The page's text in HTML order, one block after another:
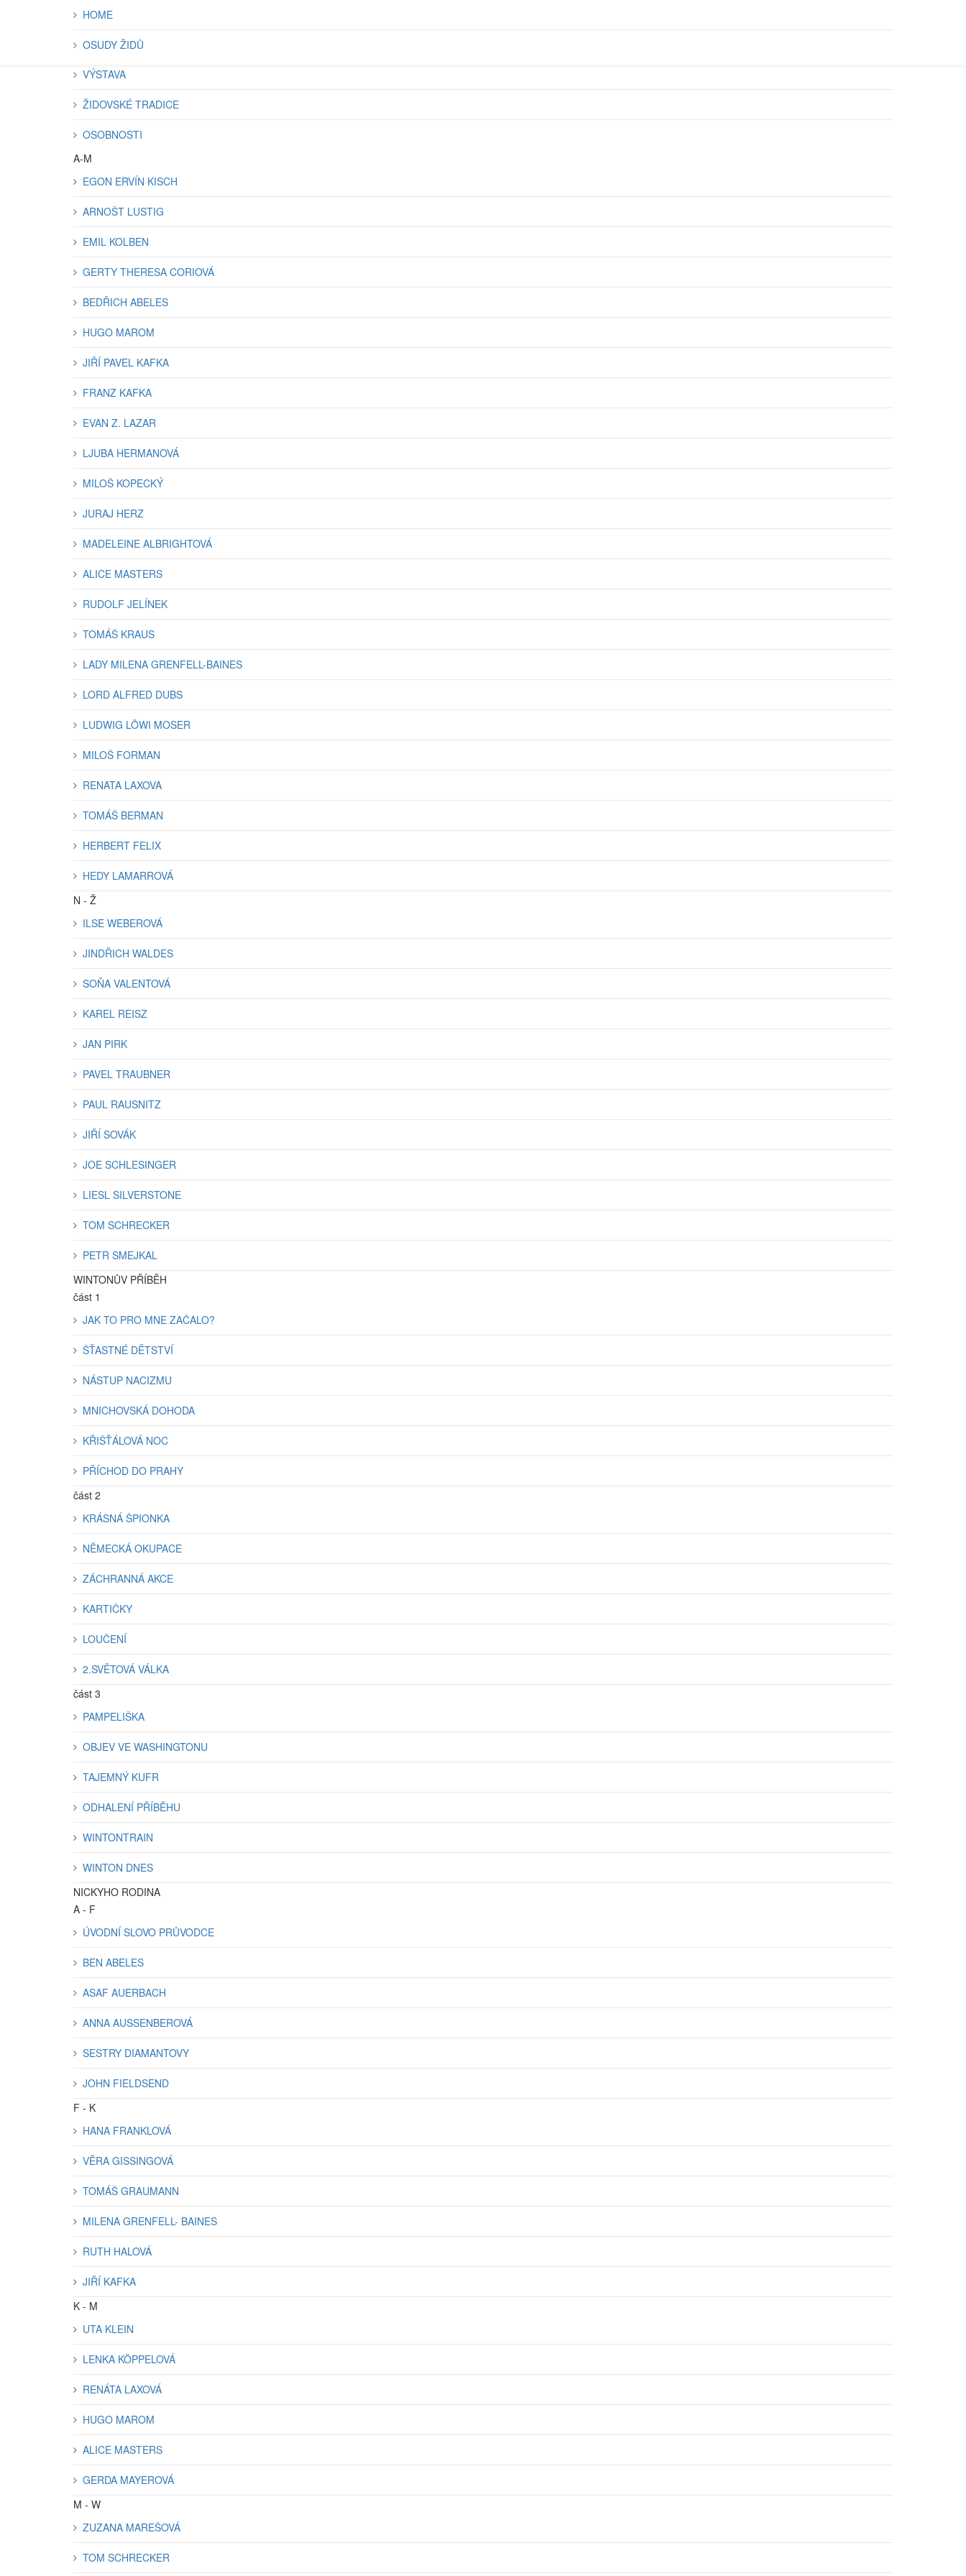
HOME
OSUDY ŽIDŮ
VÝSTAVA
ŽIDOVSKÉ TRADICE
OSOBNOSTI
A-M
EGON ERVÍN KISCH
ARNOŠT LUSTIG
EMIL KOLBEN
GERTY THERESA CORIOVÁ
BEDŘICH ABELES
HUGO MAROM
JIŘÍ PAVEL KAFKA
FRANZ KAFKA
EVAN Z. LAZAR
LJUBA HERMANOVÁ
MILOŠ KOPECKÝ
JURAJ HERZ
MADELEINE ALBRIGHTOVÁ
ALICE MASTERS
RUDOLF JELÍNEK
TOMÁŠ KRAUS
LADY MILENA GRENFELL-BAINES
LORD ALFRED DUBS
LUDWIG LÖWI MOSER
MILOŠ FORMAN
RENATA LAXOVA
TOMÁŠ BERMAN
HERBERT FELIX
HEDY LAMARROVÁ
N - Ž
ILSE WEBEROVÁ
JINDŘICH WALDES
SOŇA VALENTOVÁ
KAREL REISZ
JAN PIRK
PAVEL TRAUBNER
PAUL RAUSNITZ
JIŘÍ SOVÁK
JOE SCHLESINGER
LIESL SILVERSTONE
TOM SCHRECKER
PETR SMEJKAL
WINTONŮV PŘÍBĚH
část 1
JAK TO PRO MNE ZAČALO?
ŠŤASTNÉ DĚTSTVÍ
NÁSTUP NACIZMU
MNICHOVSKÁ DOHODA
KŘIŠŤÁLOVÁ NOC
PŘÍCHOD DO PRAHY
část 2
KRÁSNÁ ŠPIONKA
NĚMECKÁ OKUPACE
ZÁCHRANNÁ AKCE
KARTIČKY
LOUČENÍ
2.SVĚTOVÁ VÁLKA
část 3
PAMPELIŠKA
OBJEV VE WASHINGTONU
TAJEMNÝ KUFR
ODHALENÍ PŘÍBĚHU
WINTONTRAIN
WINTON DNES
NICKYHO RODINA
A - F
ÚVODNÍ SLOVO PRŮVODCE
BEN ABELES
ASAF AUERBACH
ANNA AUSSENBEROVÁ
SESTRY DIAMANTOVY
JOHN FIELDSEND
F - K
HANA FRANKLOVÁ
VĚRA GISSINGOVÁ
TOMÁŠ GRAUMANN
MILENA GRENFELL- BAINES
RUTH HALOVÁ
JIŘÍ KAFKA
K - M
UTA KLEIN
LENKA KÖPPELOVÁ
RENÁTA LAXOVÁ
HUGO MAROM
ALICE MASTERS
GERDA MAYEROVÁ
M - W
ZUZANA MAREŠOVÁ
TOM SCHRECKER